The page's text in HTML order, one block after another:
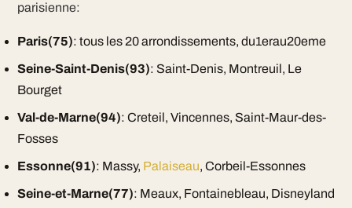
parisienne:
Paris(75): tous les 20 arrondissements, du1erau20eme
Seine-Saint-Denis(93): Saint-Denis, Montreuil, Le
Bourget
Val-de-Marne(94): Creteil, Vincennes, Saint-Maur-des-
Fosses
Essonne(91): Massy, Palaiseau, Corbeil-Essonnes
Seine-et-Marne(77): Meaux, Fontainebleau, Disneyland